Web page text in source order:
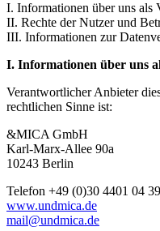
I. Infor­ma­tionen über uns als
II. Rechte der Nutzer und
III. Infor­ma­tionen zur
I. Infor­ma­tionen über uns
Verant­wort­licher Anbieter
recht­lichen Sinne ist:
&MICA GmbH
Karl-Marx-Allee 90a
10243 Berlin
Telefon +49 (0)30 4401 04
www.undmica.de
mail@undmica.de